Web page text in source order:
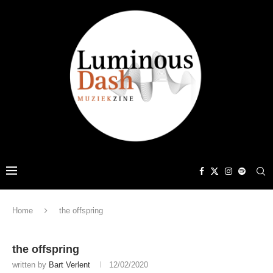
Home the offspring
the offspring
written by Bart Verlent 12/02/2020